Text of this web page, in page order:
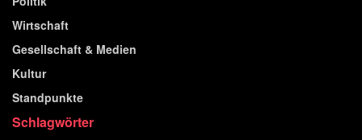
Wirtschaft
Gesellschaft & Medien
Kultur
Standpunkte
Schlagwörter